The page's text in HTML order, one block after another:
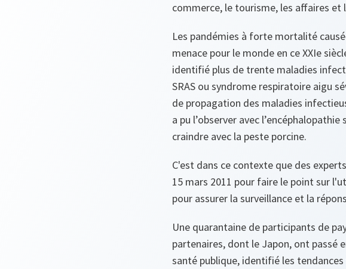
commerce, le tourisme, les affaires et
Les pandémies à forte mortalité
menace pour le monde en ce XXIe
identifié plus de trente maladies
SRAS ou syndrome respiratoire aigu
de propagation des maladies
a pu l’observer avec
craindre avec la peste porcine.
C'est dans ce contexte que des
15 mars 2011 pour faire le point sur
pour assurer la surveillance et la
Une quarantaine de participants de
partenaires, dont le Japon, ont passé
santé publique, identifié les